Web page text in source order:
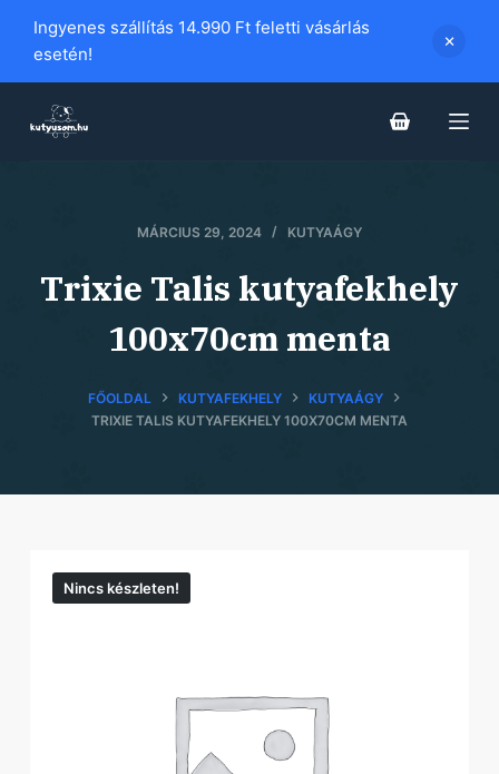
i
Ingyenes szállítás 14.990 Ft feletti vásárlás
esetén!
MÁRCIUS 29, 2024 KUTYAÁGY
Trixie Talis kutyafekhely
100x70cm menta
FŐOLDAL KUTYAFEKHELY
KUTYAÁGY
TRIXIE TALIS KUTYAFEKHELY 100X70CM MENTA
Nincs készleten!